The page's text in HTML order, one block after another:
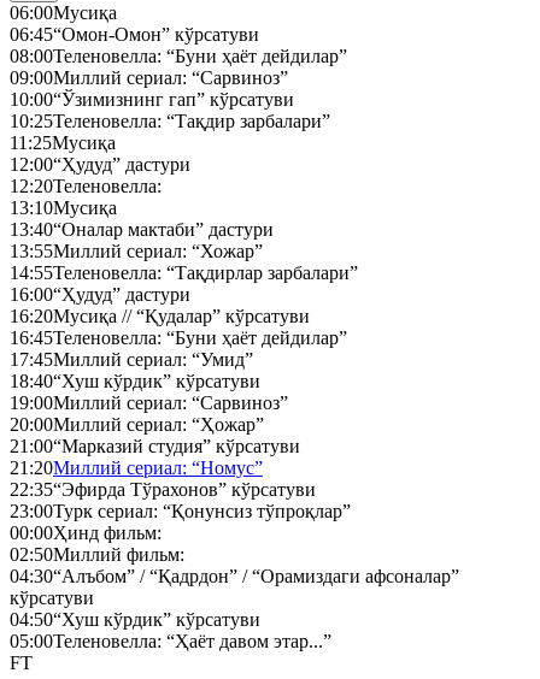
06:00Мусиқа
06:45“Омон-Омон” кўрсатуви
08:00Теленовелла: “Буни ҳаёт дейдилар”
09:00Миллий сериал: “Сарвиноз”
10:00“Ўзимизнинг гап” кўрсатуви
10:25Теленовелла: “Тақдир зарбалари”
11:25Мусиқа
12:00“Ҳудуд” дастури
12:20Теленовелла:
13:10Мусиқа
13:40“Оналар мактаби” дастури
13:55Миллий сериал: “Хожар”
14:55Теленовелла: “Тақдирлар зарбалари”
16:00“Ҳудуд” дастури
16:20Мусиқа // “Қудалар” кўрсатуви
16:45Теленовелла: “Буни ҳаёт дейдилар”
17:45Миллий сериал: “Умид”
18:40“Хуш кўрдик” кўрсатуви
19:00Миллий сериал: “Сарвиноз”
20:00Миллий сериал: “Ҳожар”
21:00“Марказий студия” кўрсатуви
21:20Миллий сериал: “Номус”
22:35“Эфирда Тўрахонов” кўрсатуви
23:00Турк сериал: “Қонунсиз тўпроқлар”
00:00Ҳинд фильм:
02:50Миллий фильм:
04:30“Алъбом” / “Қадрдон” / “Орамиздаги афсоналар”
кўрсатуви
04:50“Хуш кўрдик” кўрсатуви
05:00Теленовелла: “Ҳаёт давом этар...”
FT